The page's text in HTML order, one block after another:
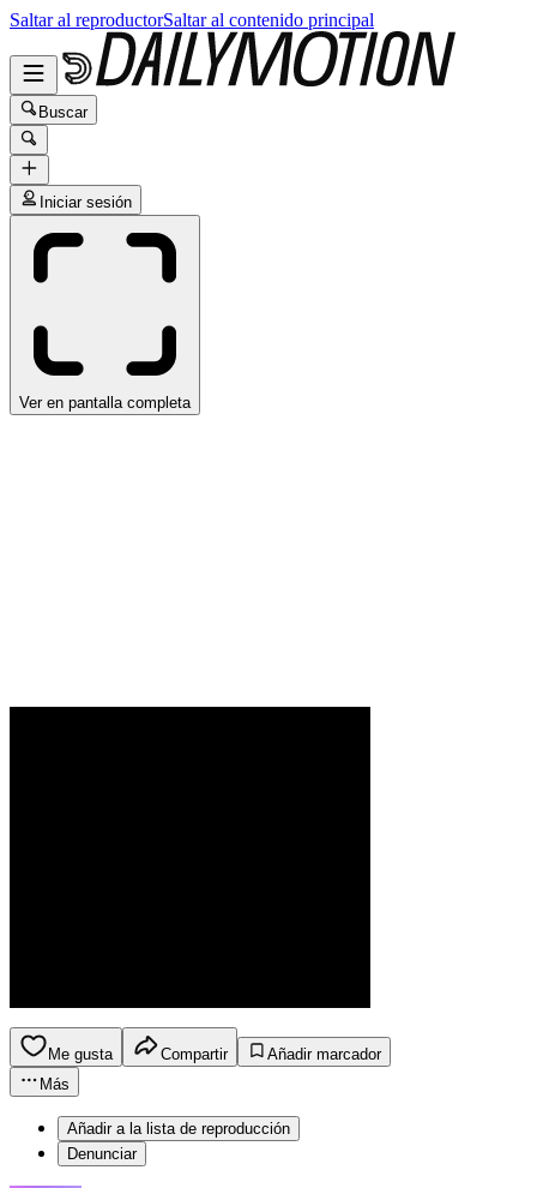
Saltar al reproductorSaltar al contenido principal
Buscar
Iniciar sesión
Ver en pantalla completa
Me gusta Compartir
Añadir marcador
Más
Añadir a la lista de reproducción
Denunciar